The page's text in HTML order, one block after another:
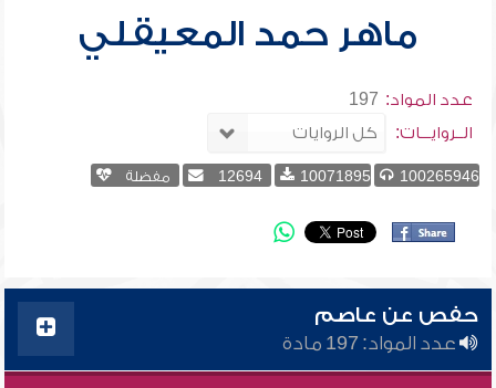
ماهر حمد المعيقلي
عدد المواد: 197
الــروايـــات:
100265946
10071895
12694 مفضلة
حفص عن عاصم
عدد المواد: 197 مادة